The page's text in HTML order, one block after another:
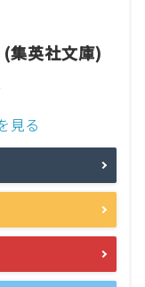
集英社文庫)
見る